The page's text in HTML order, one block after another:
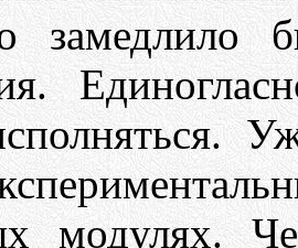
замедлило
модулях.